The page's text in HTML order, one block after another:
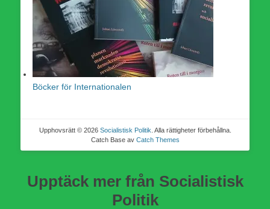
Böcker för Internationalen
Upphovsrätt © 2026 Socialistisk Politik . Alla rättigheter förbehållna.
Catch Base av Catch Themes
Upptäck mer från Socialistisk
Politik